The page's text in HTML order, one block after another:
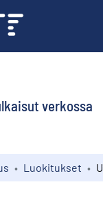
verkossa
Luokitukset